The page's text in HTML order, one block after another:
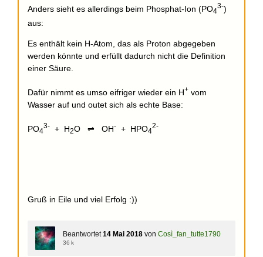
Anders sieht es allerdings beim Phosphat-Ion (PO4
3-)
aus:
Es enthält kein H-Atom, das als Proton abgegeben
werden könnte und erfüllt dadurch nicht die Definition
einer Säure.
Dafür nimmt es umso eifriger wieder ein H+ vom
Wasser auf und outet sich als echte Base:
PO4
3- + H2O ⇌ OH- + HPO4
2-
Gruß in Eile und viel Erfolg :))
Beantwortet 14 Mai 2018 von Così_fan_tutte1790
36 k